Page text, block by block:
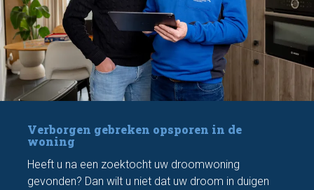
Verborgen gebreken opsporen in de
woning
Heeft u na een zoektocht uw droomwoning
gevonden? Dan wilt u niet dat uw droom in duigen